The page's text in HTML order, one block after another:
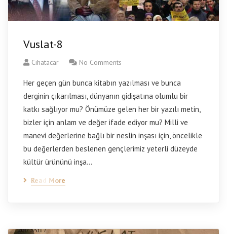
Vuslat-8
Cihatacar No Comments
Her geçen gün bunca kitabın yazılması ve bunca
derginin çıkarılması, dünyanın gidişatına olumlu bir
katkı sağlıyor mu? Önümüze gelen her bir yazılı metin,
bizler için anlam ve değer ifade ediyor mu? Milli ve
manevi değerlerine bağlı bir neslin inşası için, öncelikle
bu değerlerden beslenen gençlerimiz yeterli düzeyde
kültür ürününü inşa…
Read More